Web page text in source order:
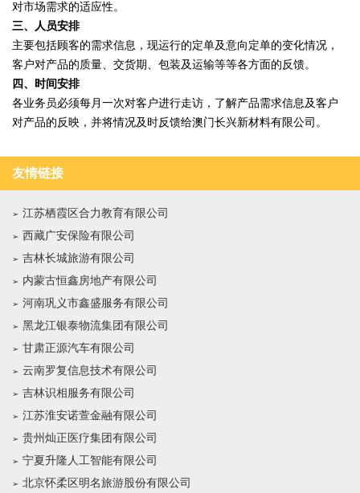
对市场需求的适应性。
三、人员安排
主要包括顾客的需求信息，现运行的定单及意向定单的变化情况，
客户对产品的质量、交货期、包装及运输等等各方面的反馈。
四、时间安排
各业务员必须每月一次对客户进行走访，了解产品需求信息及客户
对产品的反映，并将情况及时反馈给澳门长兴新材料有限公司。
友情链接
江苏栖霞区合力教育有限公司
西藏广安保险有限公司
吉林长城旅游有限公司
内蒙古恒鑫房地产有限公司
河南巩义市鑫盛服务有限公司
黑龙江银泰物流集团有限公司
甘肃正源汽车有限公司
云南罗复信息技术有限公司
吉林识相服务有限公司
江苏淮安诺萱金融有限公司
贵州灿正医疗集团有限公司
宁夏升隆人工智能有限公司
北京怀柔区明名旅游股份有限公司